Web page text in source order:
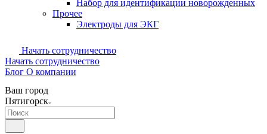
Набор для идентификации новорожденных
Прочее
Электроды для ЭКГ
Начать сотрудничество
Начать сотрудничество
Блог О компании
Ваш город
Пятигорск